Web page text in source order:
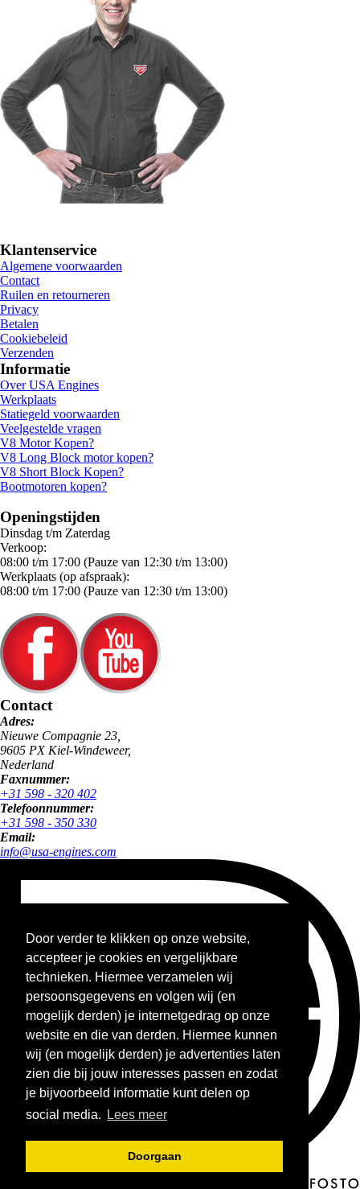
Door verder te klikken op onze website,
accepteer je cookies en vergelijkbare
technieken. Hiermee verzamelen wij
persoonsgegevens en volgen wij (en
mogelijk derden) je internetgedrag op onze
website en die van derden. Hiermee kunnen
wij (en mogelijk derden) je advertenties laten
zien die bij jouw interesses passen en zodat
je bijvoorbeeld informatie kunt delen op
social media.
Lees meer
Doorgaan
Klantenservice
Algemene voorwaarden
Contact
Ruilen en retourneren
Privacy
Betalen
Cookiebeleid
Verzenden
Informatie
Over USA Engines
Werkplaats
Statiegeld voorwaarden
Veelgestelde vragen
V8 Motor Kopen?
V8 Long Block motor kopen?
V8 Short Block Kopen?
Bootmotoren kopen?
Openingstijden
Dinsdag t/m Zaterdag
Verkoop:
08:00 t/m 17:00 (Pauze van 12:30 t/m 13:00)
Werkplaats (op afspraak):
08:00 t/m 17:00 (Pauze van 12:30 t/m 13:00)
Contact
Adres:
Nieuwe Compagnie 23,
9605 PX Kiel-Windeweer,
Nederland
Faxnummer:
+31 598 - 320 402
Telefoonnummer:
+31 598 - 350 330
Email:
info@usa-engines.com